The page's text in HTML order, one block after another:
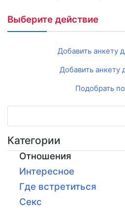
Выберите действие
Добавить анкету
Добавить анкету
Подобрать
Категории
Отношения
Интересное
Где встретиться
Секс